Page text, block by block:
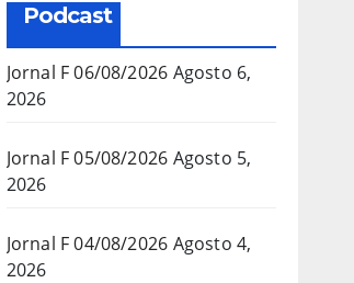
Podcast
Jornal F 06/08/2026 Agosto 6,
2026
Jornal F 05/08/2026 Agosto 5,
2026
Jornal F 04/08/2026 Agosto 4,
2026